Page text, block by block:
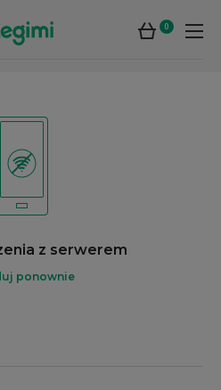
0
z serwerem
ponownie